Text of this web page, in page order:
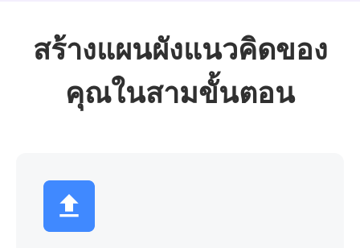
สร้างแผนผังแนวคิดของ
คุณในสามขั้นตอน